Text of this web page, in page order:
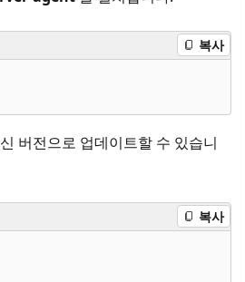
복사
버전으로 업데이트할 수 있습니
복사